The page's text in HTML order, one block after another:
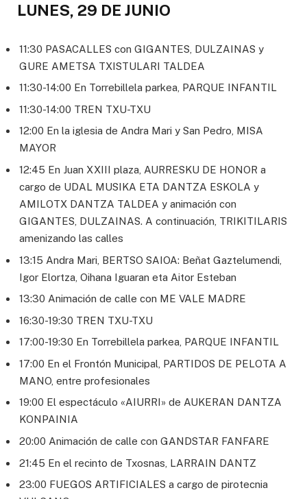
LUNES, 29 DE JUNIO
11:30 PASACALLES con GIGANTES, DULZAINAS y
GURE AMETSA TXISTULARI TALDEA
11:30-14:00 En Torrebillela parkea, PARQUE INFANTIL
11:30-14:00 TREN TXU-TXU
12:00 En la iglesia de Andra Mari y San Pedro, MISA
MAYOR
12:45 En Juan XXIII plaza, AURRESKU DE HONOR a
cargo de UDAL MUSIKA ETA DANTZA ESKOLA y
AMILOTX DANTZA TALDEA y animación con
GIGANTES, DULZAINAS. A continuación, TRIKITILARIS
amenizando las calles
13:15 Andra Mari, BERTSO SAIOA: Beñat Gaztelumendi,
Igor Elortza, Oihana Iguaran eta Aitor Esteban
13:30 Animación de calle con ME VALE MADRE
16:30-19:30 TREN TXU-TXU
17:00-19:30 En Torrebillela parkea, PARQUE INFANTIL
17:00 En el Frontón Municipal, PARTIDOS DE PELOTA A
MANO, entre profesionales
19:00 El espectáculo «AIURRI» de AUKERAN DANTZA
KONPAINIA
20:00 Animación de calle con GANDSTAR FANFARE
21:45 En el recinto de Txosnas, LARRAIN DANTZ
23:00 FUEGOS ARTIFICIALES a cargo de pirotecnia